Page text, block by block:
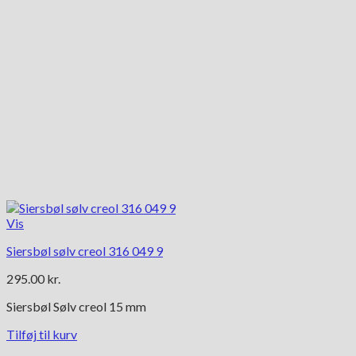
Vis
Siersbøl sølv creol 316 049 9
295.00 kr.
Siersbøl Sølv creol 15 mm
Tilføj til kurv